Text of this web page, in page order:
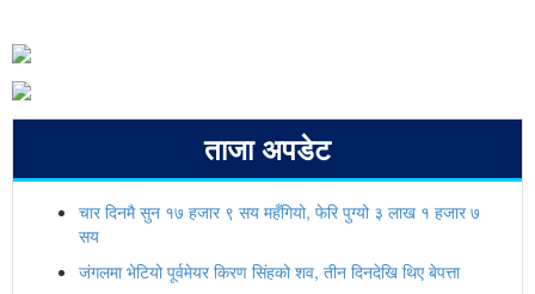
ताजा अपडेट
चार दिनमै सुन १७ हजार ९ सय महँगियो, फेरि पुग्यो ३ लाख १ हजार ७
सय
जंगलमा भेटियो पूर्वमेयर किरण सिंहको शव, तीन दिनदेखि थिए बेपत्ता